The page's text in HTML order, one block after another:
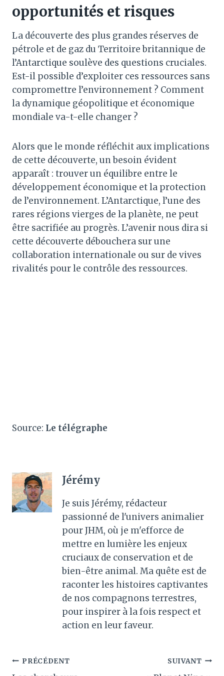
opportunités et risques
La découverte des plus grandes réserves de
pétrole et de gaz du Territoire britannique de
l’Antarctique soulève des questions cruciales.
Est-il possible d’exploiter ces ressources sans
compromettre l’environnement ? Comment
la dynamique géopolitique et économique
mondiale va-t-elle changer ?
Alors que le monde réfléchit aux implications
de cette découverte, un besoin évident
apparaît : trouver un équilibre entre le
développement économique et la protection
de l’environnement. L’Antarctique, l’une des
rares régions vierges de la planète, ne peut
être sacrifiée au progrès. L’avenir nous dira si
cette découverte débouchera sur une
collaboration internationale ou sur de vives
rivalités pour le contrôle des ressources.
Source: Le télégraphe
Jérémy
Je suis Jérémy, rédacteur
passionné de l'univers animalier
pour JHM, où je m'efforce de
mettre en lumière les enjeux
cruciaux de conservation et de
bien-être animal. Ma quête est de
raconter les histoires captivantes
de nos compagnons terrestres,
pour inspirer à la fois respect et
action en leur faveur.
Navigation
PRÉCÉDENT SUIVANT